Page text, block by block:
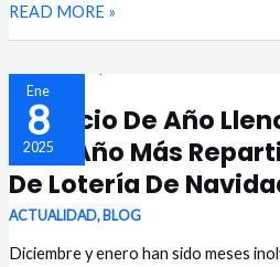
FALSO?
READ MORE »
Ene
8
2025
Un Inicio De Año
Otro Año Más
De Lotería De
ACTUALIDAD, BLOG
Diciembre y enero han sido meses
UN
INICIO
DE
AÑO
LLENO
DE